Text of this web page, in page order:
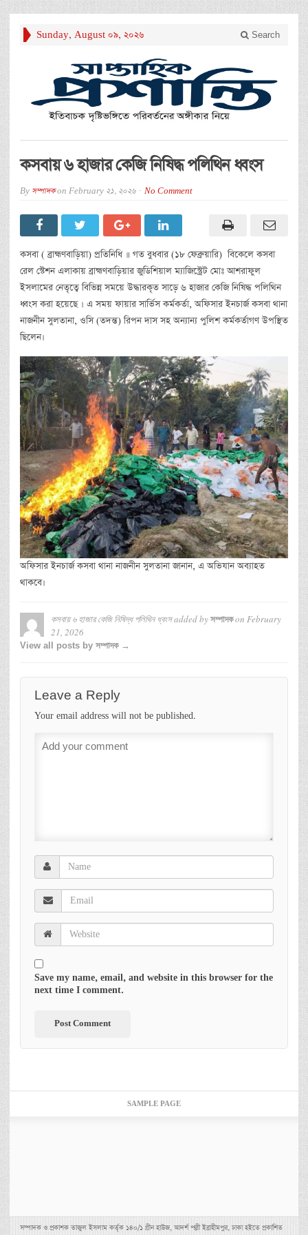
Sunday, August 09, 2026 Search
কসবায় ৬ হাজার কেজি নিষিদ্ধ পলিথিন ধ্বংস
By সম্পাদকon February 21, 2026 No Comment
কসবা ( ব্রাহ্মণবাড়িয়া) প্রতিনিধি ॥ গত বুধবার (১৮ ফেব্রুয়ারি) বিকেলে কসবা
রেল স্টেশন এলাকায় ব্রাহ্মণবাড়িয়ার জুডিশিয়াল ম্যাজিস্ট্রেট মোঃ আশরাফুল
ইসলামের নেতৃত্বে বিভিন্ন সময়ে উদ্ধারকৃত সাড়ে ৬ হাজার কেজি নিষিদ্ধ পলিথিন
ধ্বংস করা হয়েছে । এ সময় ফায়ার সার্ভিস কর্মকর্তা, অফিসার ইনচার্জ কসবা থানা
নাজনীন সুলতানা, ওসি (তদন্ত) রিপন দাস সহ অন্যান্য পুলিশ কর্মকর্তাগণ উপস্থিত
ছিলেন।
অফিসার ইনচার্জ কসবা থানা নাজনীন সুলতানা জানান, এ অভিযান অব্যাহত
থাকবে।
কসবায় ৬ হাজার কেজি নিষিদ্ধ পলিথিন ধ্বংসadded by সম্পাদকon February
21, 2026
View all posts by সম্পাদক →
Leave a Reply
Your email address will not be published.
Save my name, email, and website in this browser for the
next time I comment.
SAMPLE PAGE
সম্পাদক ও প্রকাশক তাজুল ইসলাম কর্তৃক ১৪০/১ গ্রীন হাউজ, আদর্শ পল্লী ইব্রাহীমপুর, ঢাকা হইতে প্রকাশিত